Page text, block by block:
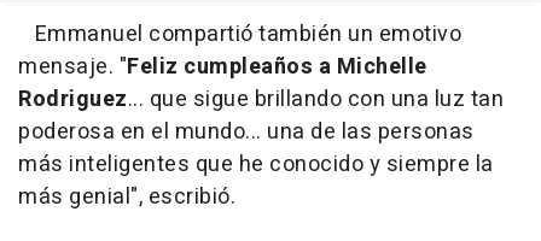
Emmanuel compartió también un emotivo
mensaje. "Feliz cumpleaños a Michelle
Rodriguez... que sigue brillando con una luz tan
poderosa en el mundo... una de las personas
más inteligentes que he conocido y siempre la
más genial", escribió.